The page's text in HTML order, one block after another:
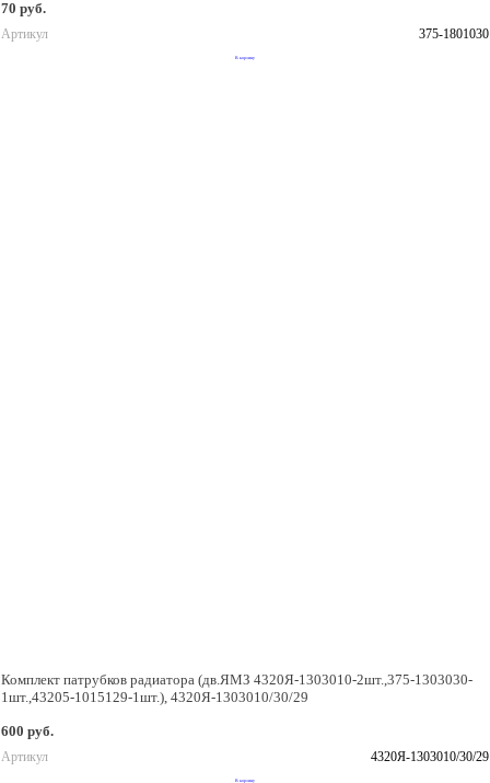
70 руб.
Артикул 375-1801030
В корзину
Комплект патрубков радиатора (дв.ЯМЗ 4320Я-1303010-2шт.,375-1303030-
1шт.,43205-1015129-1шт.), 4320Я-1303010/30/29
600 руб.
Артикул 4320Я-1303010/30/29
В корзину